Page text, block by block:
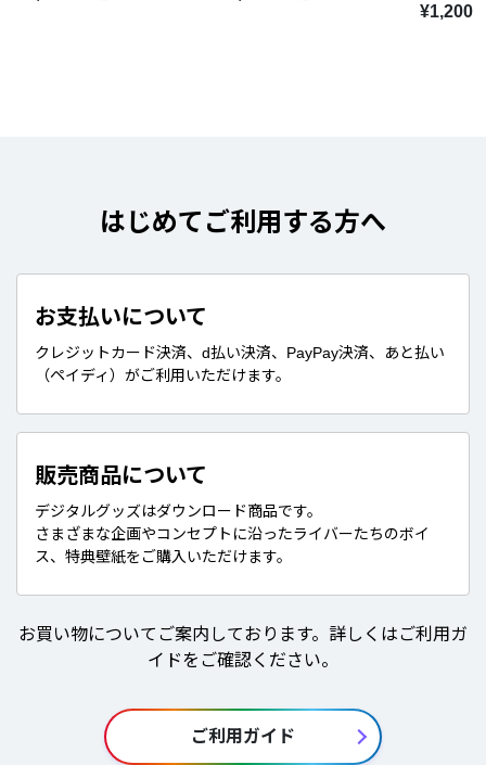
¥1,200
はじめてご利用する方へ
お支払いについて
クレジットカード決済、d払い決済、PayPay決済、あと払い
（ペイディ）がご利用いただけます。
販売商品について
デジタルグッズはダウンロード商品です。
さまざまな企画やコンセプトに沿ったライバーたちのボイ
ス、特典壁紙をご購入いただけます。
お買い物についてご案内しております。詳しくはご利用ガ
イドをご確認ください。
ご利用ガイド